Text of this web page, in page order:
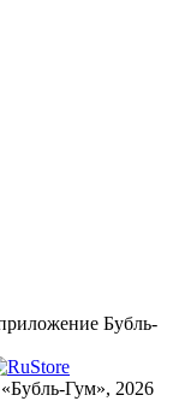
Бубль-
Гум», 2026